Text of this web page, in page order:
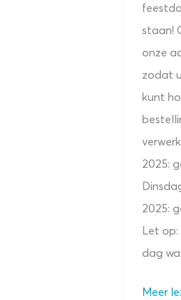
staan!
onze
zodat
kunt
2025:
2025:
Let
dag
Meer